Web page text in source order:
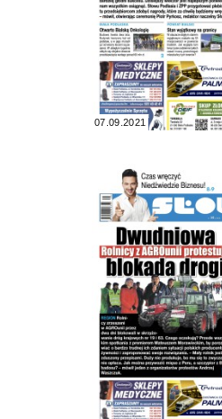
07.09.2021